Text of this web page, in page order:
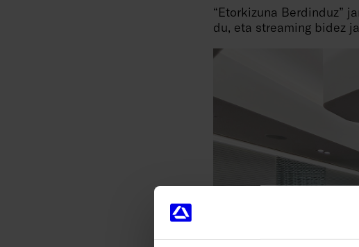
“Etorkizuna Berdinduz”
du, eta streaming bidez